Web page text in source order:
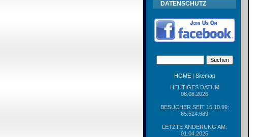
DATENSCHUTZ
HOME| Sitemap
HEUTIGES DATUM
08.08.2026
BESUCHER SEIT 15.10.99:
65.524.689
LETZTE ÄNDERUNG AM:
01.04.2025